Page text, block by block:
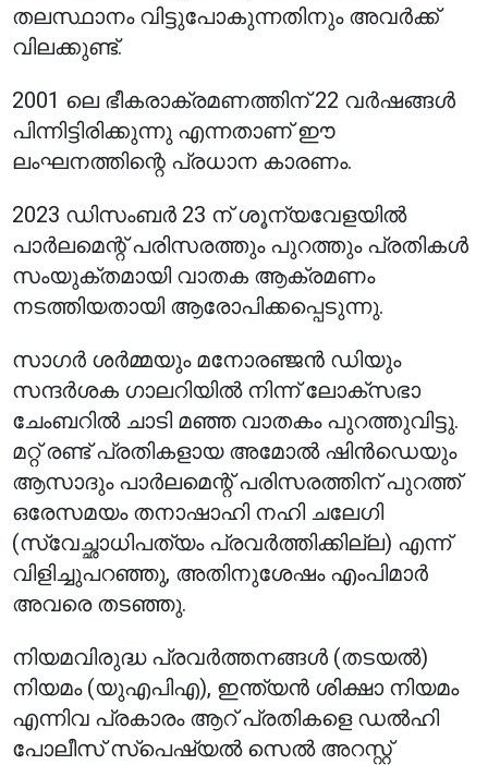
തലസ്ഥാനം വിട്ടുപോകുന്നതിനും അവർക്ക്
വിലക്കുണ്ട്.
2001 ലെ ഭീകരാക്രമണത്തിന് 22 വർഷങ്ങൾ
പിന്നിട്ടിരിക്കുന്നു എന്നതാണ് ഈ
ലംഘനത്തിന്റെ പ്രധാന കാരണം.
2023 ഡിസംബർ 23 ന് ശൂന്യവേളയിൽ
പാർലമെന്റ് പരിസരത്തും പുറത്തും പ്രതികൾ
സംയുക്തമായി വാതക ആക്രമണം
നടത്തിയതായി ആരോപിക്കപ്പെടുന്നു.
സാഗർ ശർമ്മയും മനോരഞ്ജൻ ഡിയും
സന്ദർശക ഗാലറിയിൽ നിന്ന് ലോക്സഭാ
ചേംബറിൽ ചാടി മഞ്ഞ വാതകം പുറത്തുവിട്ടു.
മറ്റ് രണ്ട് പ്രതികളായ അമോൽ ഷിൻഡെയും
ആസാദും പാർലമെന്റ് പരിസരത്തിന് പുറത്ത്
ഒരേസമയം തനാഷാഹി നഹി ചലേഗി
(സ്വേച്ഛാധിപത്യം പ്രവർത്തിക്കില്ല) എന്ന്
വിളിച്ചുപറഞ്ഞു, അതിനുശേഷം എംപിമാർ
അവരെ തടഞ്ഞു.
നിയമവിരുദ്ധ പ്രവർത്തനങ്ങൾ (തടയൽ)
നിയമം (യുഎപിഎ), ഇന്ത്യൻ ശിക്ഷാ നിയമം
എന്നിവ പ്രകാരം ആറ് പ്രതികളെ ഡൽഹി
പോലീസ് സ്പെഷ്യൽ സെൽ അറസ്റ്റ്